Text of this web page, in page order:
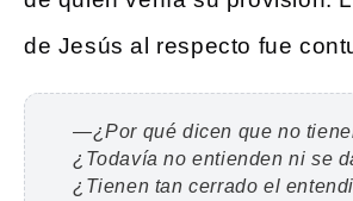
de Jesús al respecto fue
—¿Por qué dicen que no
¿Todavía no entienden ni se
¿Tienen tan cerrado el